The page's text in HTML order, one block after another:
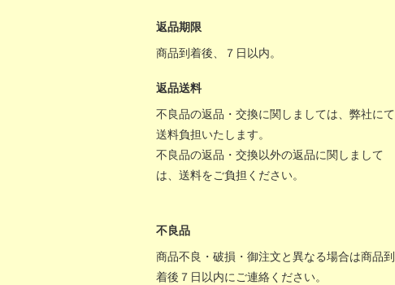
返品期限
商品到着後、７日以内。
返品送料
不良品の返品・交換に関しましては、弊社にて
送料負担いたします。
不良品の返品・交換以外の返品に関しまして
は、送料をご負担ください。
不良品
商品不良・破損・御注文と異なる場合は商品到
着後７日以内にご連絡ください。